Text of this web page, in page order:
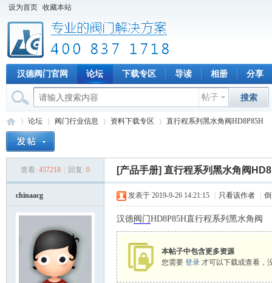
设为首页 收藏本站
汉德阀门官网 论坛 下载专区 导读 相册 分享
帖子 搜索
论坛
›
阀门行业信息 资料下载专区
›
直行程系列黑水角阀HD8P85H
查看: 457218 回复: 0 [产品手册] 直行程系列黑水角阀
chinaacg 发表于 2019-9-26 14:21:15 只看该作者
汉德阀门HD8P85H直行程系列黑水角阀
本帖子中包含更多资源
您需要 登录 才可以下载或查看，